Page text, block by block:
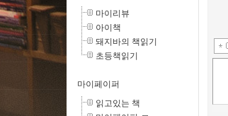
마이리뷰
아이책
돼지바의 책읽기
초등책읽기
마이페이퍼
읽고있는 책